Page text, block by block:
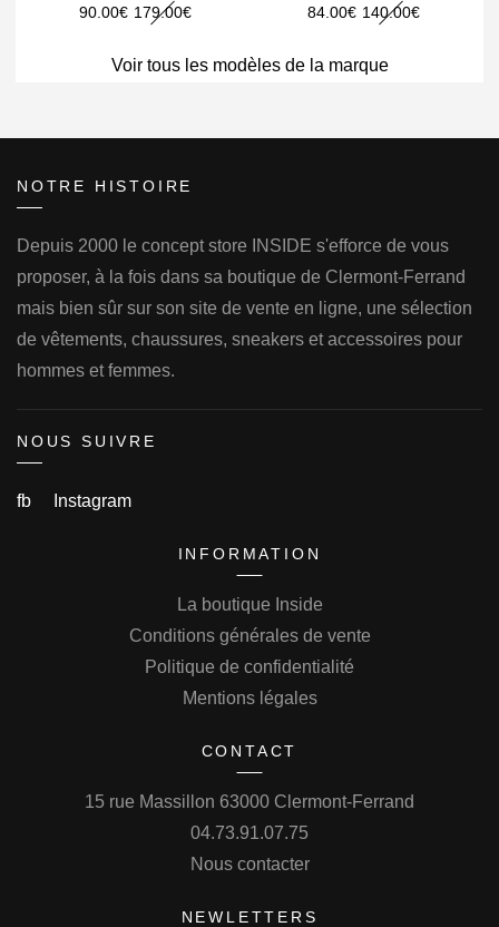
179.00€
Le
initial
179.00€.
90.00€ Le
actuel
90.00€.
140.00€
Le
initial
140.00€.
84.00€ Le
actuel
84.00€.
Voir tous les modèles de la marque
NOTRE HISTOIRE
Depuis 2000 le concept store INSIDE s'efforce de vous
proposer, à la fois dans sa boutique de Clermont-Ferrand
mais bien sûr sur son site de vente en ligne, une sélection
de vêtements, chaussures, sneakers et accessoires pour
hommes et femmes.
NOUS SUIVRE
fb Instagram
INFORMATION
La boutique Inside
Conditions générales de vente
Politique de confidentialité
Mentions légales
CONTACT
15 rue Massillon 63000 Clermont-Ferrand
04.73.91.07.75
Nous contacter
NEWLETTERS